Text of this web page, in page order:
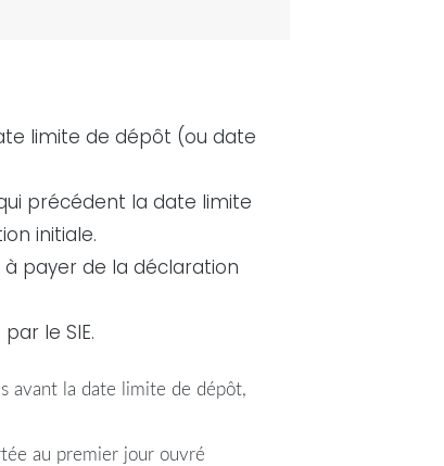
limite de dépôt (ou date
précédent la date limite
initiale.
à payer de ladéclaration
le SIE.
avant la date limite de dépôt,
au premier jour ouvré